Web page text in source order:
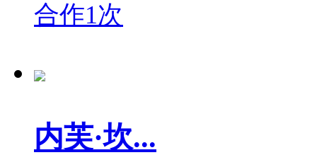
合作1次
内芙·坎...